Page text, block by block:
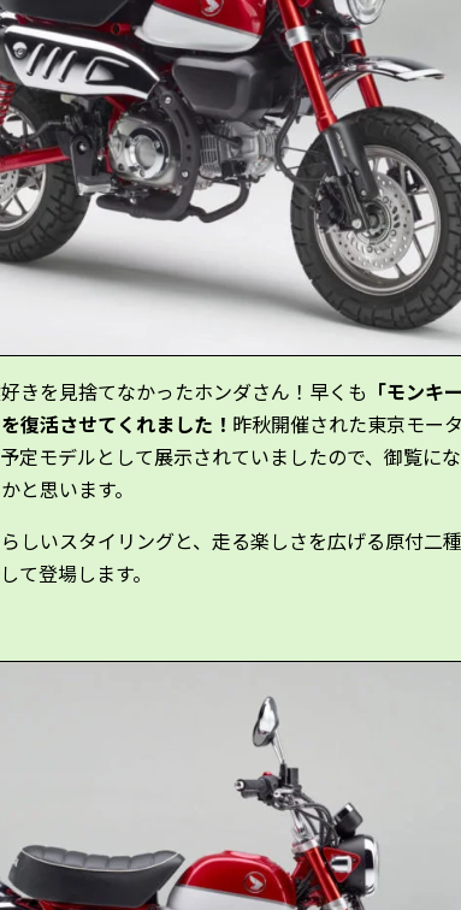
きを見捨てなかったホンダさん！早くも 「モンキ
復活させてくれました！ 昨秋開催された東京モー
定モデルとして展示されていましたので、御覧に
と思います。
しいスタイリングと、走る楽しさを広げる原付二
て登場します。